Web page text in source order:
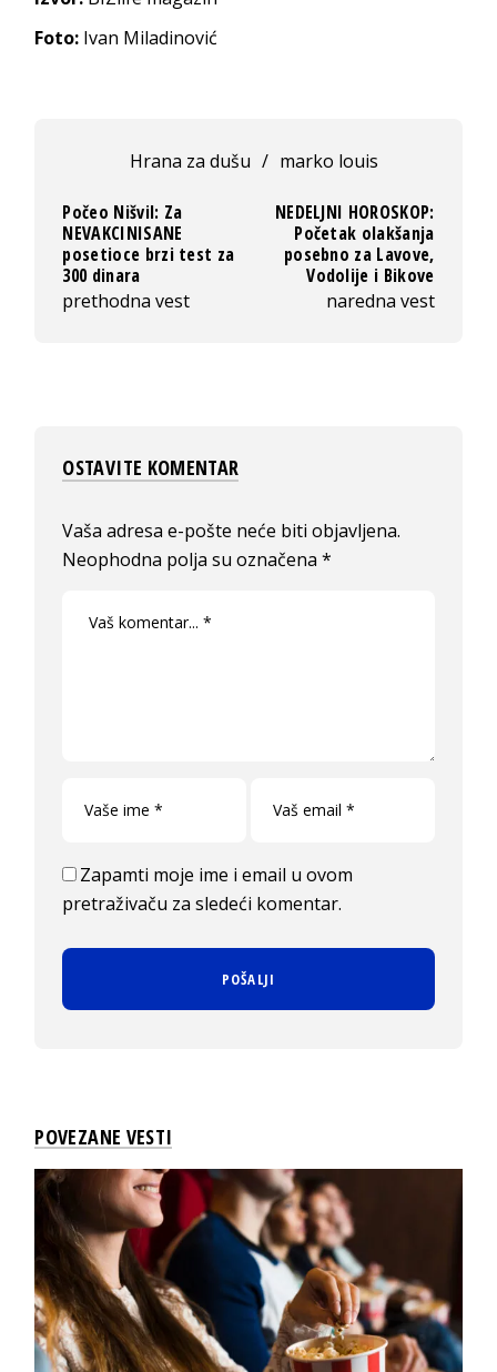
Foto: Ivan Miladinović
Hrana za dušu / marko louis
Počeo Nišvil: Za
NEVAKCINISANE
posetioce brzi test za
300 dinara
prethodna vest
NEDELJNI HOROSKOP:
Početak olakšanja
posebno za Lavove,
Vodolije i Bikove
naredna vest
OSTAVITE KOMENTAR
Vaša adresa e-pošte neće biti objavljena.
Neophodna polja su označena*
Zapamti moje ime i email u ovom
pretraživaču za sledeći komentar.
POVEZANE VESTI